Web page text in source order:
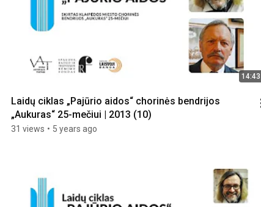
14:43
Laidų ciklas „Pajūrio aidos“ chorinės bendrijos
„Aukuras“ 25-mečiui | 2013 (10)
31 views • 5 years ago